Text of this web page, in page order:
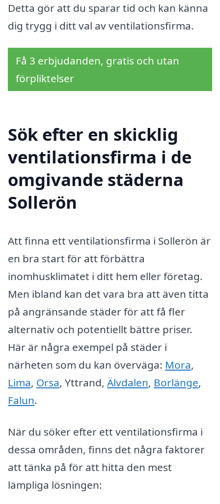
Detta gör att du sparar tid och kan känna
dig trygg i ditt val av ventilationsfirma.
Få 3 erbjudanden, gratis och utan
förpliktelser
Sök efter en skicklig
ventilationsfirma i de
omgivande städerna
Sollerön
Att finna ett ventilationsfirma i Sollerön är
en bra start för att förbättra
inomhusklimatet i ditt hem eller företag.
Men ibland kan det vara bra att även titta
på angränsande städer för att få fler
alternativ och potentiellt bättre priser.
Här är några exempel på städer i
närheten som du kan överväga: Mora,
Lima, Orsa, Yttrand, Älvdalen, Borlänge,
Falun.
När du söker efter ett ventilationsfirma i
dessa områden, finns det några faktorer
att tänka på för att hitta den mest
lämpliga lösningen: